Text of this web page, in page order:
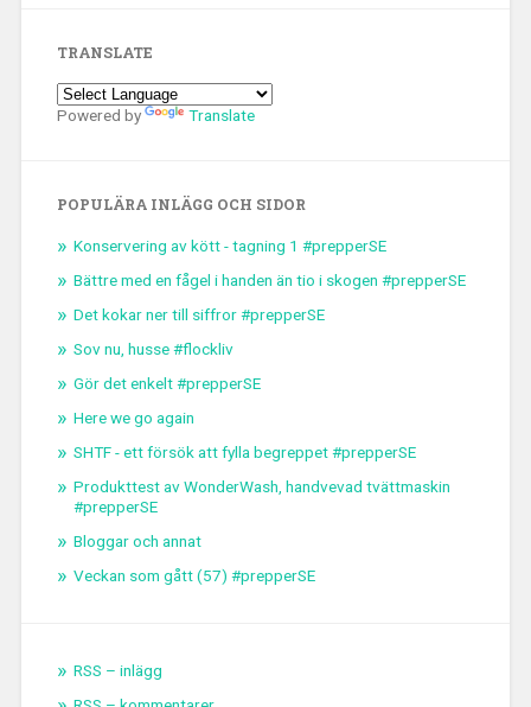
TRANSLATE
Powered by Translate
POPULÄRA INLÄGG OCH SIDOR
Konservering av kött - tagning 1 #prepperSE
Bättre med en fågel i handen än tio i skogen #prepperSE
Det kokar ner till siffror #prepperSE
Sov nu, husse #flockliv
Gör det enkelt #prepperSE
Here we go again
SHTF - ett försök att fylla begreppet #prepperSE
Produkttest av WonderWash, handvevad tvättmaskin
#prepperSE
Bloggar och annat
Veckan som gått (57) #prepperSE
RSS – inlägg